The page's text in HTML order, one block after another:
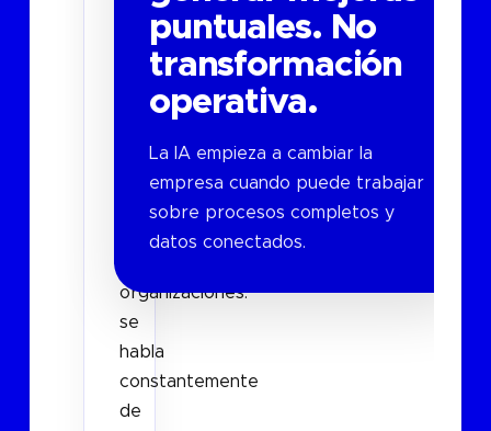
Copilot
algo
que
ocurriendo
organizaciones:
se
habla
constantemente
de
puntuales. No
transformación
operativa.
La IA empieza a cambiar la
empresa cuando puede trabajar
sobre procesos completos y
datos conectados.